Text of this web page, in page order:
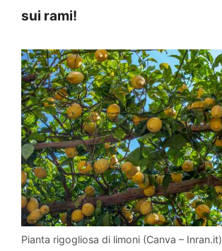
sui rami!
Pianta rigogliosa di limoni (Canva – Inran.it)